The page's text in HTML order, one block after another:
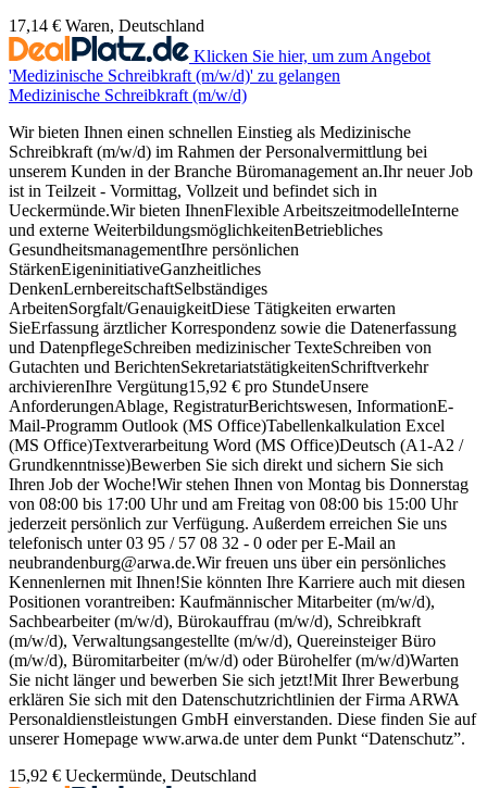
17,14 € Waren, Deutschland
Klicken Sie hier, um zum Angebot
'Medizinische Schreibkraft (m/w/d)' zu gelangen
Medizinische Schreibkraft (m/w/d)
Wir bieten Ihnen einen schnellen Einstieg als Medizinische
Schreibkraft (m/w/d) im Rahmen der Personalvermittlung bei
unserem Kunden in der Branche Büromanagement an.Ihr neuer Job
ist in Teilzeit - Vormittag, Vollzeit und befindet sich in
Ueckermünde.Wir bieten IhnenFlexible ArbeitszeitmodelleInterne
und externe WeiterbildungsmöglichkeitenBetriebliches
GesundheitsmanagementIhre persönlichen
StärkenEigeninitiativeGanzheitliches
DenkenLernbereitschaftSelbständiges
ArbeitenSorgfalt/GenauigkeitDiese Tätigkeiten erwarten
SieErfassung ärztlicher Korrespondenz sowie die Datenerfassung
und DatenpflegeSchreiben medizinischer TexteSchreiben von
Gutachten und BerichtenSekretariatstätigkeitenSchriftverkehr
archivierenIhre Vergütung15,92 € pro StundeUnsere
AnforderungenAblage, RegistraturBerichtswesen, InformationE-
Mail-Programm Outlook (MS Office)Tabellenkalkulation Excel
(MS Office)Textverarbeitung Word (MS Office)Deutsch (A1-A2 /
Grundkenntnisse)Bewerben Sie sich direkt und sichern Sie sich
Ihren Job der Woche!Wir stehen Ihnen von Montag bis Donnerstag
von 08:00 bis 17:00 Uhr und am Freitag von 08:00 bis 15:00 Uhr
jederzeit persönlich zur Verfügung. Außerdem erreichen Sie uns
telefonisch unter 03 95 / 57 08 32 - 0 oder per E-Mail an
neubrandenburg@arwa.de.Wir freuen uns über ein persönliches
Kennenlernen mit Ihnen!Sie könnten Ihre Karriere auch mit diesen
Positionen vorantreiben: Kaufmännischer Mitarbeiter (m/w/d),
Sachbearbeiter (m/w/d), Bürokauffrau (m/w/d), Schreibkraft
(m/w/d), Verwaltungsangestellte (m/w/d), Quereinsteiger Büro
(m/w/d), Büromitarbeiter (m/w/d) oder Bürohelfer (m/w/d)Warten
Sie nicht länger und bewerben Sie sich jetzt!Mit Ihrer Bewerbung
erklären Sie sich mit den Datenschutzrichtlinien der Firma ARWA
Personaldienstleistungen GmbH einverstanden. Diese finden Sie auf
unserer Homepage www.arwa.de unter dem Punkt “Datenschutz”.
15,92 € Ueckermünde, Deutschland